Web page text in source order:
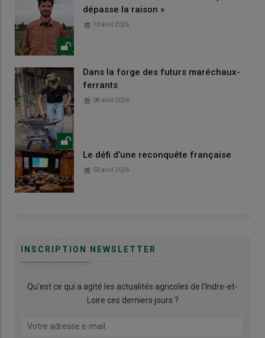
dépasse la raison »
10 avril 2026
Dans la forge des futurs maréchaux-
ferrants
08 avril 2026
Le défi d’une reconquête française
03 avril 2026
INSCRIPTION NEWSLETTER
Qu’est ce qui a agité les actualités agricoles de l'Indre-et-
Loire ces derniers jours ?